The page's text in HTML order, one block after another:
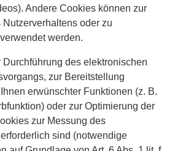
Andere Cookies können zur
oder zu
werden.
des elektronischen
zur Bereitstellung
erwünschter Funktionen (z. B.
oder zur Optimierung der
zur Messung des
sind (notwendige